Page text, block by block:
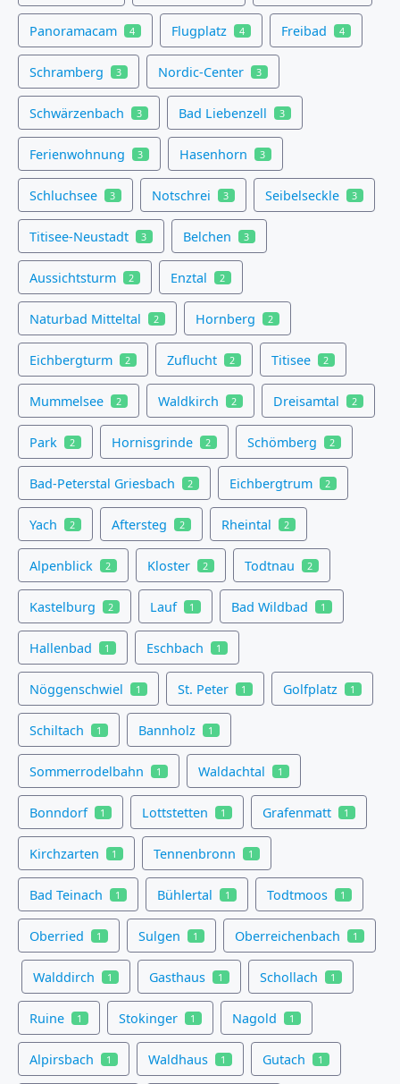
Panoramacam 4 Flugplatz 4 Freibad 4
Schramberg 3 Nordic-Center 3
Schwärzenbach 3 Bad Liebenzell 3
Ferienwohnung 3 Hasenhorn 3
Schluchsee 3 Notschrei 3 Seibelseckle 3
Titisee-Neustadt 3 Belchen 3
Aussichtsturm 2 Enztal 2
Naturbad Mitteltal 2 Hornberg 2
Eichbergturm 2 Zuflucht 2 Titisee 2
Mummelsee 2 Waldkirch 2 Dreisamtal 2
Park 2 Hornisgrinde 2 Schömberg 2
Bad-Peterstal Griesbach 2 Eichbergtrum 2
Yach 2 Aftersteg 2 Rheintal 2
Alpenblick 2 Kloster 2 Todtnau 2
Kastelburg 2 Lauf 1 Bad Wildbad 1
Hallenbad 1 Eschbach 1
Nöggenschwiel 1 St. Peter 1 Golfplatz 1
Schiltach 1 Bannholz 1
Sommerrodelbahn 1 Waldachtal 1
Bonndorf 1 Lottstetten 1 Grafenmatt 1
Kirchzarten 1 Tennenbronn 1
Bad Teinach 1 Bühlertal 1 Todtmoos 1
Oberried 1 Sulgen 1 Oberreichenbach 1
Walddirch 1 Gasthaus 1 Schollach 1
Ruine 1 Stokinger 1 Nagold 1
Alpirsbach 1 Waldhaus 1 Gutach 1